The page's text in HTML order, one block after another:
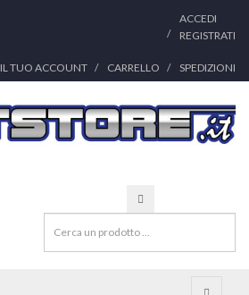
ACCEDI
REGISTRATI
IL TUO ACCOUNT CARRELLO SPEDIZIONI